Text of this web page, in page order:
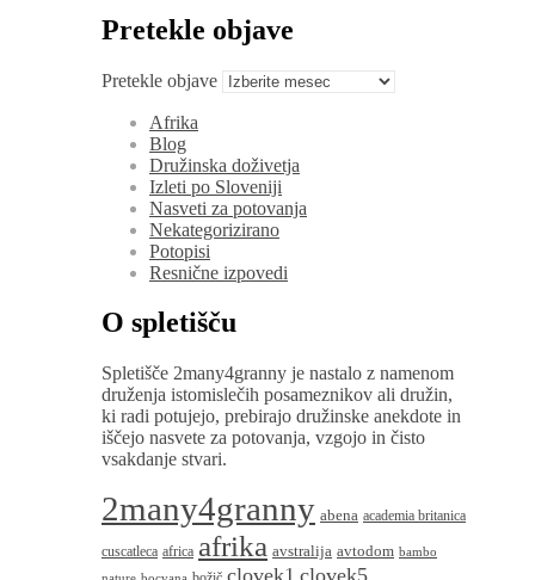
Pretekle objave
Pretekle objave
Afrika
Blog
Družinska doživetja
Izleti po Sloveniji
Nasveti za potovanja
Nekategorizirano
Potopisi
Resnične izpovedi
O spletišču
Spletišče 2many4granny je nastalo z namenom
druženja istomislečih posameznikov ali družin,
ki radi potujejo, prebirajo družinske anekdote in
iščejo nasvete za potovanja, vzgojo in čisto
vsakdanje stvari.
2many4granny abena academia britanica
cuscatleca africa afrika avstralija avtodom bambo